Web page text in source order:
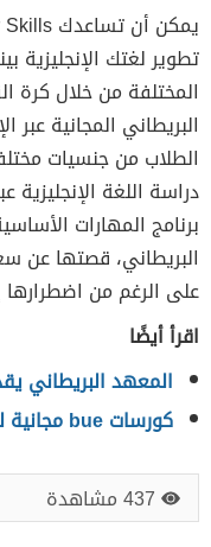
تطوير لغتك الإنجليزية
المختلفة من خلال كرة
الطلاب من جنسيات
دراسة اللغة الإنجليزية
برنامج المهارات
البريطاني، قصتها عن
على الرغم من
اقرأ أيضًا
المعهد البريطاني
كورسات bue مجانية للجامعة البريطانية في مصر
437 مشاهدة